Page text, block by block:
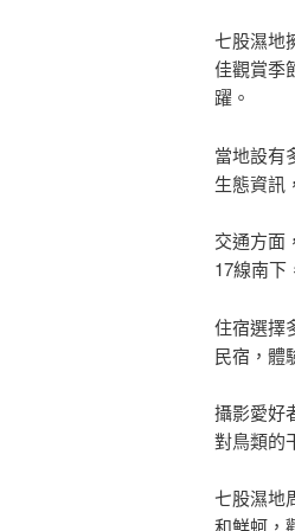
七股濕地
佳觀賞季
躍。
當地設有
生態資訊
交通方面
17線南下
住宿選擇
民宿，體
攝影愛好
對鳥類的
七股濕地